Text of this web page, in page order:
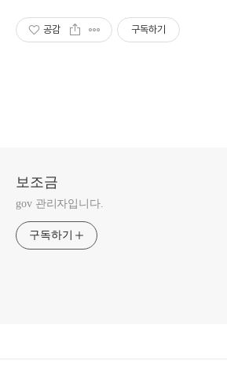
공감 구독하기
보조금
gov 관리자입니다.
구독하기